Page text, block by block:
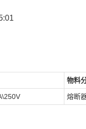
物料
熔断